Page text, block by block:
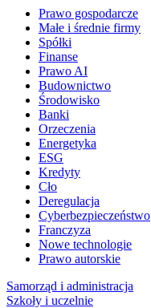
Prawo gospodarcze
Małe i średnie firmy
Spółki
Finanse
Prawo AI
Budownictwo
Środowisko
Banki
Orzeczenia
Energetyka
ESG
Kredyty
Cło
Deregulacja
Cyberbezpieczeństwo
Franczyza
Nowe technologie
Prawo autorskie
Samorząd i administracja
Szkoły i uczelnie